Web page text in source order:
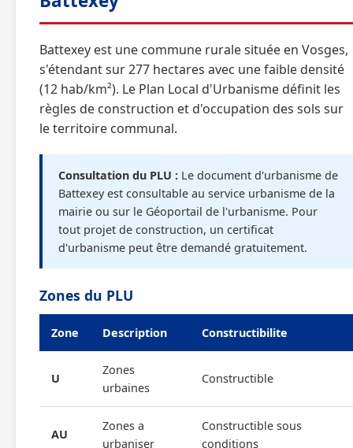
Battexey est une commune rurale située en Vosges,
s'étendant sur 277 hectares avec une faible densité
(12 hab/km²). Le Plan Local d'Urbanisme définit les
règles de construction et d'occupation des sols sur
le territoire communal.
Consultation du PLU : Le document d'urbanisme de
Battexey est consultable au service urbanisme de la
mairie ou sur le Géoportail de l'urbanisme. Pour
tout projet de construction, un certificat
d'urbanisme peut être demandé gratuitement.
Zones du PLU
Zone Description Constructibilite
U
Zones
urbaines
Constructible
AU
Zones a
urbaniser
Constructible sous
conditions